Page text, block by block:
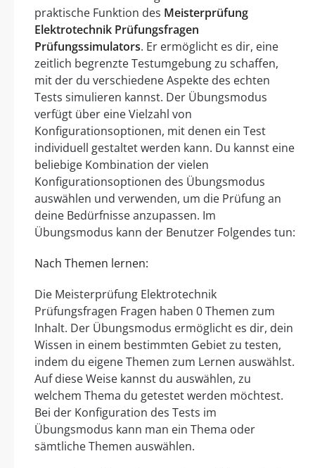
praktische Funktion des Meisterprüfung
Elektrotechnik Prüfungsfragen
Prüfungssimulators. Er ermöglicht es dir, eine
zeitlich begrenzte Testumgebung zu schaffen,
mit der du verschiedene Aspekte des echten
Tests simulieren kannst. Der Übungsmodus
verfügt über eine Vielzahl von
Konfigurationsoptionen, mit denen ein Test
individuell gestaltet werden kann. Du kannst eine
beliebige Kombination der vielen
Konfigurationsoptionen des Übungsmodus
auswählen und verwenden, um die Prüfung an
deine Bedürfnisse anzupassen. Im
Übungsmodus kann der Benutzer Folgendes tun:
Nach Themen lernen:
Die Meisterprüfung Elektrotechnik
Prüfungsfragen Fragen haben 0 Themen zum
Inhalt. Der Übungsmodus ermöglicht es dir, dein
Wissen in einem bestimmten Gebiet zu testen,
indem du eigene Themen zum Lernen auswählst.
Auf diese Weise kannst du auswählen, zu
welchem Thema du getestet werden möchtest.
Bei der Konfiguration des Tests im
Übungsmodus kann man ein Thema oder
sämtliche Themen auswählen.